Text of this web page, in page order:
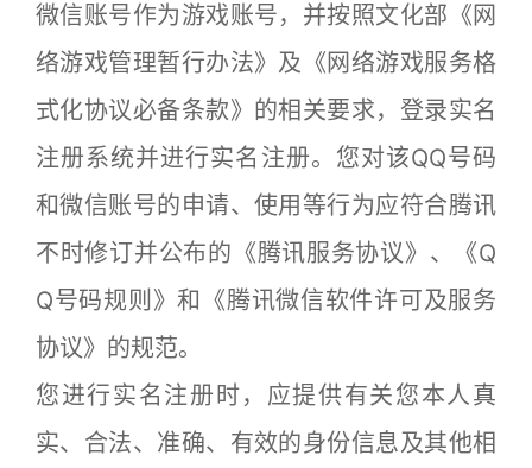
微信账号作为游戏账号，并按照文化部《网
络游戏管理暂行办法》及《网络游戏服务格
式化协议必备条款》的相关要求，登录实名
注册系统并进行实名注册。您对该QQ号码
和微信账号的申请、使用等行为应符合腾讯
不时修订并公布的《腾讯服务协议》、《Q
Q号码规则》和《腾讯微信软件许可及服务
协议》的规范。
您进行实名注册时，应提供有关您本人真
实、合法、准确、有效的身份信息及其他相